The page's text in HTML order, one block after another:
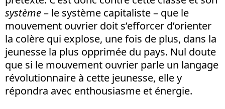
système– le système capitaliste – que le
mouvement ouvrier doit s’efforcer d’orienter
la colère qui explose, une fois de plus, dans la
jeunesse la plus opprimée du pays. Nul doute
que si le mouvement ouvrier parle un langage
révolutionnaire à cette jeunesse, elle y
répondra avec enthousiasme et énergie.